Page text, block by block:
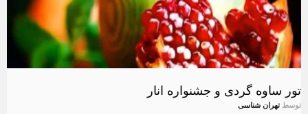
تور ساوه گردی و جشنواره انار
توسطتهران شناسی